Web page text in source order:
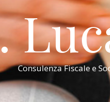
Consulenza Fiscale e